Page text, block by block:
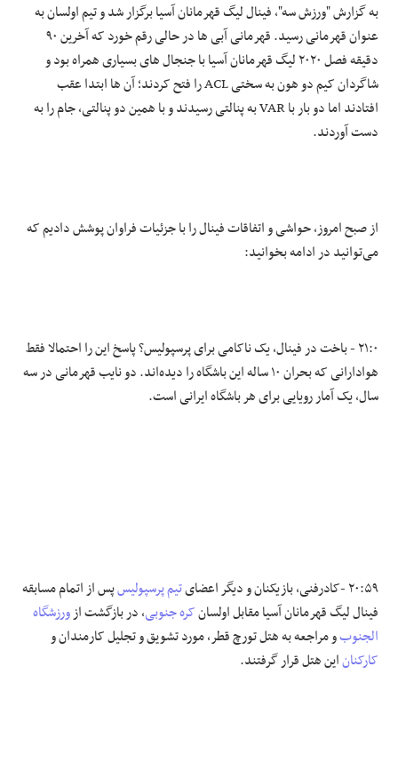
به گزارش "ورزش سه"، فینال لیگ قهرمانان آسیا برگزار شد و تیم اولسان به
عنوان قهرمانی رسید. قهرمانی آبی ها در حالی رقم خورد که آخرین ۹۰
دقیقه فصل ۲۰۲۰ لیگ قهرمانان آسیا با جنجال های بسیاری همراه بود و
شاگردان کیم دو هون به سختی ACL را فتح کردند؛ آن ها ابتدا عقب
افتادند اما دو بار با VAR به پنالتی رسیدند و با همین دو پنالتی، جام را به
دست آوردند.
از صبح امروز، حواشی و اتفاقات فینال را با جزئیات فراوان پوشش دادیم که
می‌توانید در ادامه بخوانید:
۲۱:۰ - باخت در فینال، یک ناکامی برای پرسپولیس؟ پاسخ این را احتمالا فقط
هوادارانی که بحران ۱۰ ساله این باشگاه را دیده‌اند. دو نایب قهرمانی در سه
سال، یک آمار رویایی برای هر باشگاه ایرانی است.
۲۰:۵۹ -کادرفنی، بازیکنان و دیگر اعضای تیم پرسپولیسپس از اتمام مسابقه
فینال لیگ قهرمانان آسیا مقابل اولسانکره جنوبی، در بازگشت ازورزشگاه
الجنوبو مراجعه به هتل تورچ قطر، مورد تشویق و تجلیل کارمندان و
کارکناناین هتل قرار گرفتند.